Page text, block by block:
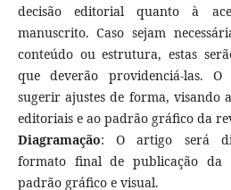
decisão editorial quanto à
manuscrito. Caso sejam
conteúdo ou estrutura, estas
que deverão providenciá-las.
sugerir ajustes de forma, visando
editoriais e ao padrão gráfico da
Diagramação: O artigo será
formato final de publicação da
padrão gráfico e visual.